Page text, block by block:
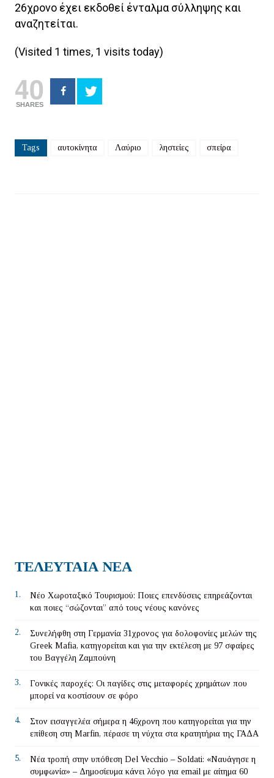
26χρονο έχει εκδοθεί ένταλμα σύλληψης και
αναζητείται.
(Visited 1 times, 1 visits today)
40
SHARES
Tags αυτοκίνητα Λαύριο ληστείες σπείρα
ΤΕΛΕΥΤΑΙΑ ΝΕΑ
1.
Νέο Χωροταξικό Τουρισμού: Ποιες επενδύσεις επηρεάζονται
και ποιες “σώζονται” από τους νέους κανόνες
2.
Συνελήφθη στη Γερμανία 31χρονος για δολοφονίες μελών της
Greek Mafia, κατηγορείται και για την εκτέλεση με 97 σφαίρες
του Βαγγέλη Ζαμπούνη
3.
Γονικές παροχές: Οι παγίδες στις μεταφορές χρημάτων που
μπορεί να κοστίσουν σε φόρο
4.
Στον εισαγγελέα σήμερα η 46χρονη που κατηγορείται για την
επίθεση στη Marfin, πέρασε τη νύχτα στα κρατητήρια της ΓΑΔΑ
5.
Νέα τροπή στην υπόθεση Del Vecchio – Soldati: «Ναυάγησε η
συμφωνία» – Δημοσίευμα κάνει λόγο για email με αίτημα 60